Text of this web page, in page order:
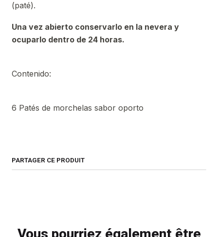
(paté).
Una vez abierto conservarlo en la nevera y
ocuparlo dentro de 24 horas.
Contenido:
6 Patés de morchelas sabor oporto
PARTAGER CE PRODUIT